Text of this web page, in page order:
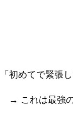
「初めてで緊張
→ これは最強の